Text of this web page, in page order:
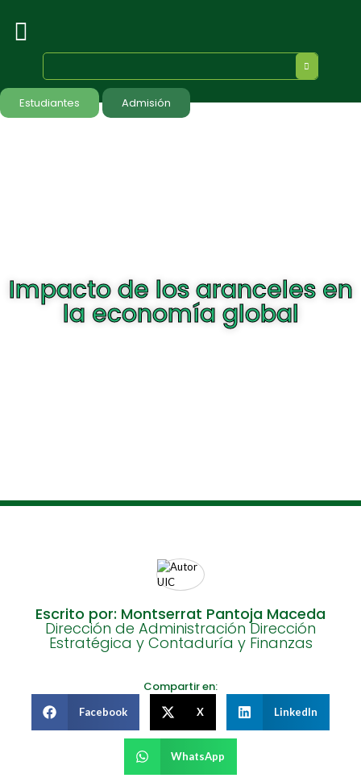
Estudiantes Admisión
Impacto de los aranceles en
la economía global
Escrito por: Montserrat Pantoja Maceda
Dirección de Administración Dirección
Estratégica y Contaduría y Finanzas
Compartir en:
Facebook X LinkedIn
WhatsApp